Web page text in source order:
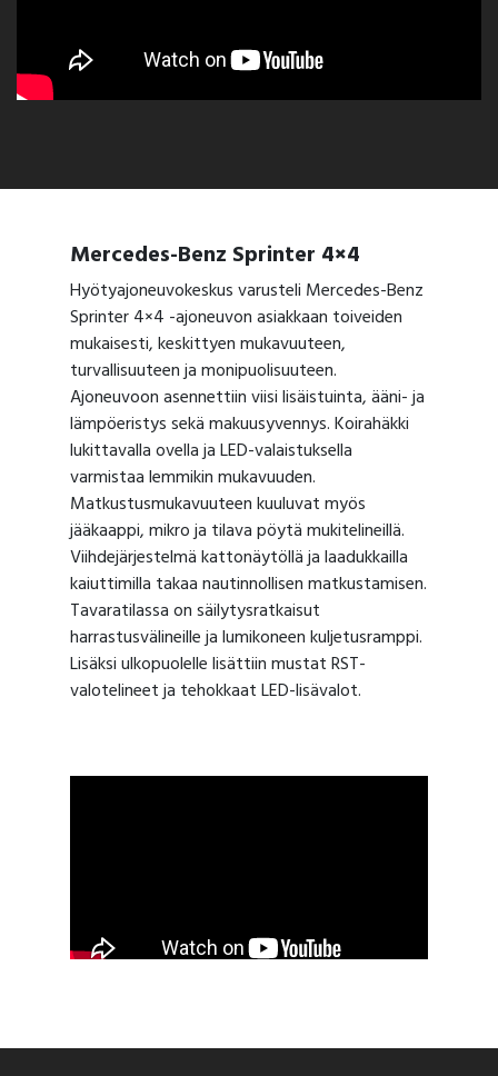
Mercedes-Benz Sprinter 4×4
Hyötyajoneuvokeskus varusteli Mercedes-Benz
Sprinter 4×4 -ajoneuvon asiakkaan toiveiden
mukaisesti, keskittyen mukavuuteen,
turvallisuuteen ja monipuolisuuteen.
Ajoneuvoon asennettiin viisi lisäistuinta, ääni- ja
lämpöeristys sekä makuusyvennys. Koirahäkki
lukittavalla ovella ja LED-valaistuksella
varmistaa lemmikin mukavuuden.
Matkustusmukavuuteen kuuluvat myös
jääkaappi, mikro ja tilava pöytä mukitelineillä.
Viihdejärjestelmä kattonäytöllä ja laadukkailla
kaiuttimilla takaa nautinnollisen matkustamisen.
Tavaratilassa on säilytysratkaisut
harrastusvälineille ja lumikoneen kuljetusramppi.
Lisäksi ulkopuolelle lisättiin mustat RST-
valotelineet ja tehokkaat LED-lisävalot.